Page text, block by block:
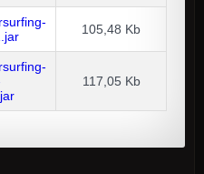
105,48 Kb
117,05 Kb